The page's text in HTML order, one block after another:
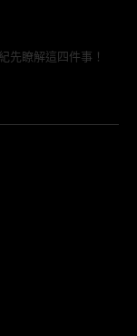
先瞭解這四件事！